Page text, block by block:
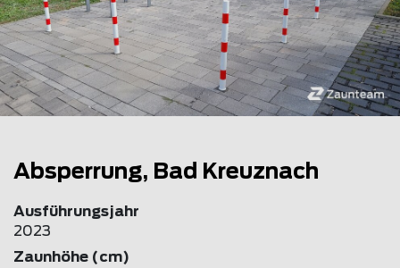
Absperrung, Bad Kreuznach
Ausführungsjahr
2023
Zaunhöhe (cm)